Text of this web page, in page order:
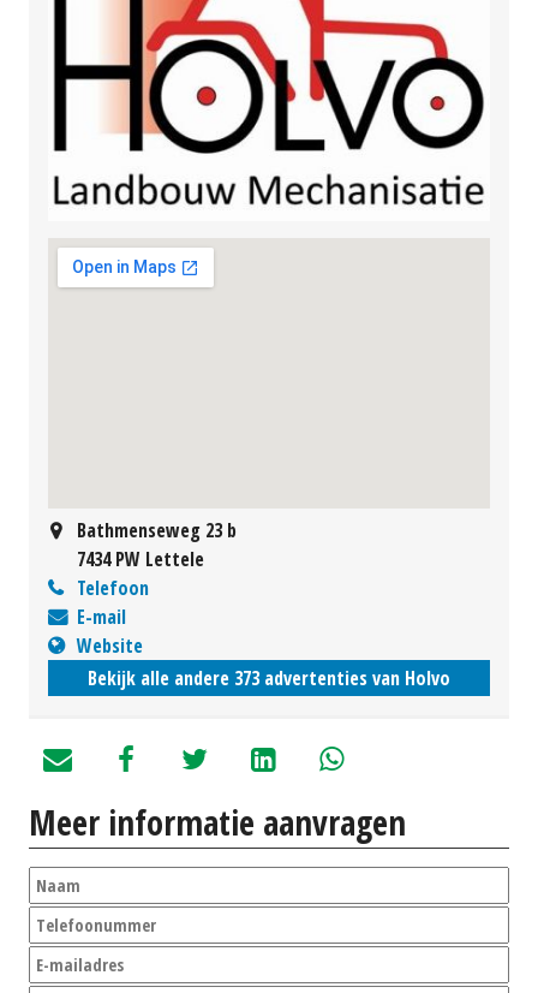
Bathmenseweg 23 b
7434 PW Lettele
Telefoon
E-mail
Website
Bekijk alle andere 373 advertenties van Holvo
Meer informatie aanvragen